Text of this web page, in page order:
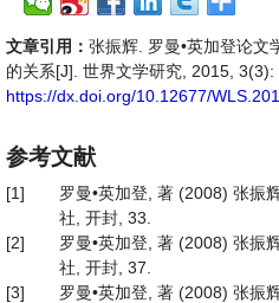
文章引用： 张振辉. 罗曼•英加登论文
的关系[J]. 世界文学研究, 2015, 3(3):
https://dx.doi.org/10.12677/
参考文献
[1]
罗曼•英加登, 著 (2008) 张振
社, 开封, 33.
[2]
罗曼•英加登, 著 (2008) 张振
社, 开封, 37.
[3]
罗曼•英加登, 著 (2008) 张振